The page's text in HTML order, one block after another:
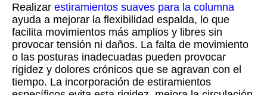
Realizar estiramientos suaves para la columna
ayuda a mejorar la flexibilidad espalda, lo que
facilita movimientos más amplios y libres sin
provocar tensión ni daños. La falta de movimiento
o las posturas inadecuadas pueden provocar
rigidez y dolores crónicos que se agravan con el
tiempo. La incorporación de estiramientos